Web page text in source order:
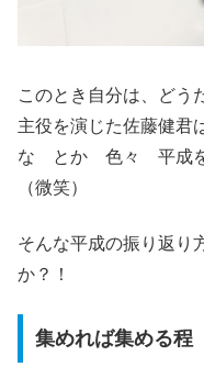
このとき自分は、ど
主役を演じた佐藤健
な とか 色々 平成を
（微笑）
そんな平成の振り返り
か？！
集めれば集める